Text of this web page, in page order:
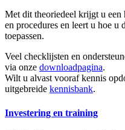
Met dit theoriedeel krijgt u een
en procedures en leert u hoe
toepassen.
Veel checklijsten en
via onze downloadpagina.
Wilt u alvast vooraf kennis
uitgebreide kennisbank.
Investering en training